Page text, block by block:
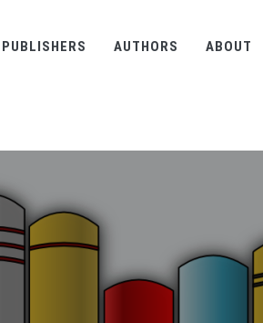
PUBLISHERS AUTHORS ABOUT